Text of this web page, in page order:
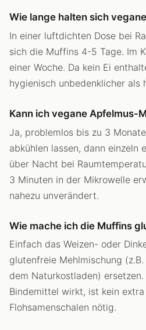
Wie lange halten sich
In einer luftdichten Dose bei
sich die Muffins 4-5 Tage. Im
einer Woche. Da kein Ei
hygienisch unbedenklicher als
Kann ich vegane Apfelmus-
Ja, problemlos bis zu 3
abkühlen lassen, dann einzeln
über Nacht bei
3 Minuten in der Mikrowelle
nahezu unverändert.
Wie mache ich die Muffins
Einfach das Weizen- oder
glutenfreie Mehlmischung
dem Naturkostladen)
Bindemittel wirkt, ist kein
Flohsamenschalen nötig.